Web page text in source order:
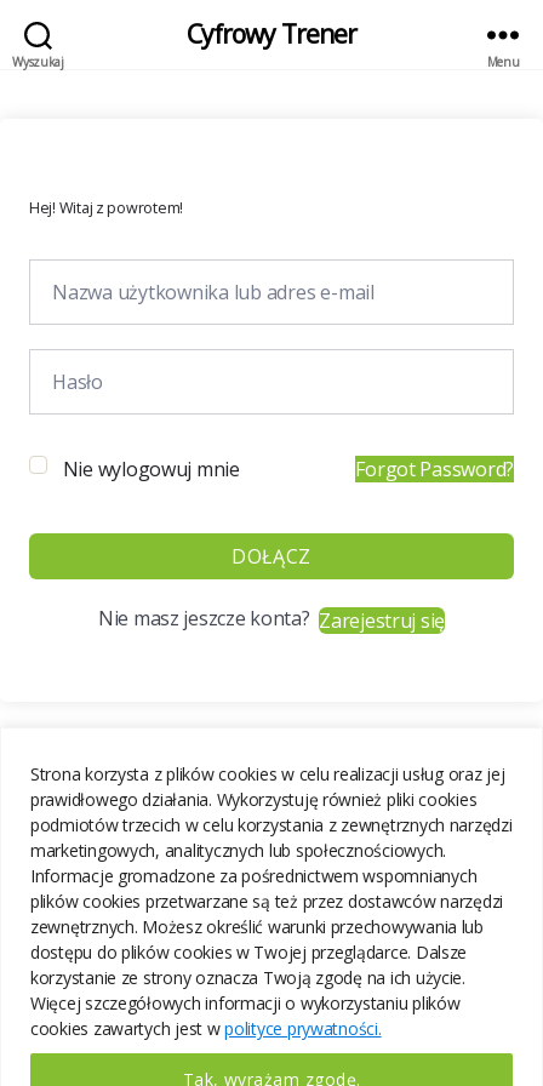
Strona korzysta z plików cookies w celu realizacji usług oraz jej
prawidłowego działania. Wykorzystuję również pliki cookies
podmiotów trzecich w celu korzystania z zewnętrznych narzędzi
marketingowych, analitycznych lub społecznościowych.
Informacje gromadzone za pośrednictwem wspomnianych
plików cookies przetwarzane są też przez dostawców narzędzi
zewnętrznych. Możesz określić warunki przechowywania lub
dostępu do plików cookies w Twojej przeglądarce. Dalsze
korzystanie ze strony oznacza Twoją zgodę na ich użycie.
Więcej szczegółowych informacji o wykorzystaniu plików
cookies zawartych jest wpolityce prywatności.
Tak, wyrażam zgodę.
Wyszukaj
Cyfrowy Trener
Menu
Hej! Witaj z powrotem!
Nie wylogowuj mnie Forgot Password?
DOŁĄCZ
Nie masz jeszcze konta?Zarejestruj się